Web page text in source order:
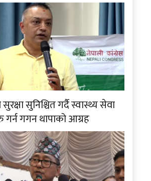
सुनिश्चित गर्दै स्वास्थ्य सेवा
गगन थापाको आग्रह